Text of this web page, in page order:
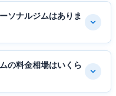
ソナルジムはありま
の料金相場はいくら